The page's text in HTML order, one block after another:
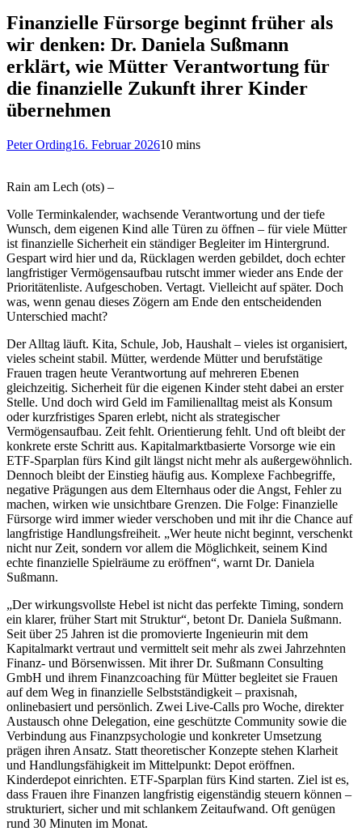
Finanzielle Fürsorge beginnt früher als
wir denken: Dr. Daniela Sußmann
erklärt, wie Mütter Verantwortung für
die finanzielle Zukunft ihrer Kinder
übernehmen
Peter Ording16. Februar 202610 mins
Rain am Lech (ots) –
Volle Terminkalender, wachsende Verantwortung und der tiefe
Wunsch, dem eigenen Kind alle Türen zu öffnen – für viele Mütter
ist finanzielle Sicherheit ein ständiger Begleiter im Hintergrund.
Gespart wird hier und da, Rücklagen werden gebildet, doch echter
langfristiger Vermögensaufbau rutscht immer wieder ans Ende der
Prioritätenliste. Aufgeschoben. Vertagt. Vielleicht auf später. Doch
was, wenn genau dieses Zögern am Ende den entscheidenden
Unterschied macht?
Der Alltag läuft. Kita, Schule, Job, Haushalt – vieles ist organisiert,
vieles scheint stabil. Mütter, werdende Mütter und berufstätige
Frauen tragen heute Verantwortung auf mehreren Ebenen
gleichzeitig. Sicherheit für die eigenen Kinder steht dabei an erster
Stelle. Und doch wird Geld im Familienalltag meist als Konsum
oder kurzfristiges Sparen erlebt, nicht als strategischer
Vermögensaufbau. Zeit fehlt. Orientierung fehlt. Und oft bleibt der
konkrete erste Schritt aus. Kapitalmarktbasierte Vorsorge wie ein
ETF-Sparplan fürs Kind gilt längst nicht mehr als außergewöhnlich.
Dennoch bleibt der Einstieg häufig aus. Komplexe Fachbegriffe,
negative Prägungen aus dem Elternhaus oder die Angst, Fehler zu
machen, wirken wie unsichtbare Grenzen. Die Folge: Finanzielle
Fürsorge wird immer wieder verschoben und mit ihr die Chance auf
langfristige Handlungsfreiheit. „Wer heute nicht beginnt, verschenkt
nicht nur Zeit, sondern vor allem die Möglichkeit, seinem Kind
echte finanzielle Spielräume zu eröffnen“, warnt Dr. Daniela
Sußmann.
„Der wirkungsvollste Hebel ist nicht das perfekte Timing, sondern
ein klarer, früher Start mit Struktur“, betont Dr. Daniela Sußmann.
Seit über 25 Jahren ist die promovierte Ingenieurin mit dem
Kapitalmarkt vertraut und vermittelt seit mehr als zwei Jahrzehnten
Finanz- und Börsenwissen. Mit ihrer Dr. Sußmann Consulting
GmbH und ihrem Finanzcoaching für Mütter begleitet sie Frauen
auf dem Weg in finanzielle Selbstständigkeit – praxisnah,
onlinebasiert und persönlich. Zwei Live-Calls pro Woche, direkter
Austausch ohne Delegation, eine geschützte Community sowie die
Verbindung aus Finanzpsychologie und konkreter Umsetzung
prägen ihren Ansatz. Statt theoretischer Konzepte stehen Klarheit
und Handlungsfähigkeit im Mittelpunkt: Depot eröffnen.
Kinderdepot einrichten. ETF-Sparplan fürs Kind starten. Ziel ist es,
dass Frauen ihre Finanzen langfristig eigenständig steuern können –
strukturiert, sicher und mit schlankem Zeitaufwand. Oft genügen
rund 30 Minuten im Monat.